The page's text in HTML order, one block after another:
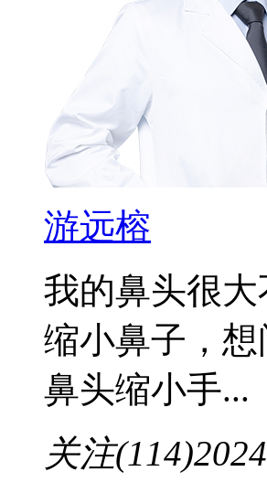
游远榕
我的鼻头很
缩小鼻子，
鼻头缩小手...
关注(114)